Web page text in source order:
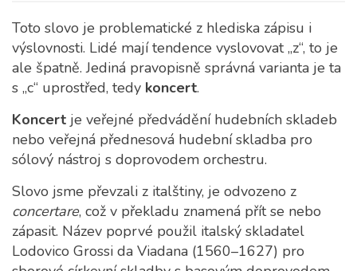
Toto slovo je problematické z hlediska zápisu i
výslovnosti. Lidé mají tendence vyslovovat „z“, to je
ale špatně. Jediná pravopisně správná varianta je ta
s „c“ uprostřed, tedy koncert.
Koncert je veřejné předvádění hudebních skladeb
nebo veřejná přednesová hudební skladba pro
sólový nástroj s doprovodem orchestru.
Slovo jsme převzali z italštiny, je odvozeno z
concertare, což v překladu znamená přít se nebo
zápasit. Název poprvé použil italský skladatel
Lodovico Grossi da Viadana (1560–1627) pro